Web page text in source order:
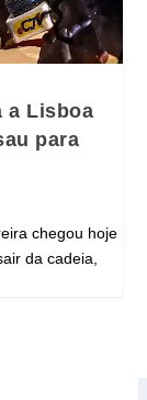
a Lisboa
para
chegou hoje
da cadeia,